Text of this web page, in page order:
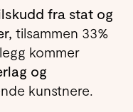
fra stat og
tilsammen 33%
kommer
og
kunstnere.